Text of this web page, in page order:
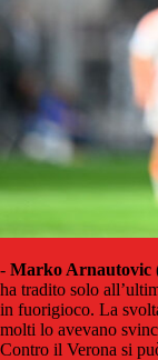
- Marko Arnautovic
ha tradito solo
in fuorigioco. La
molti lo avevano
Contro il Verona si